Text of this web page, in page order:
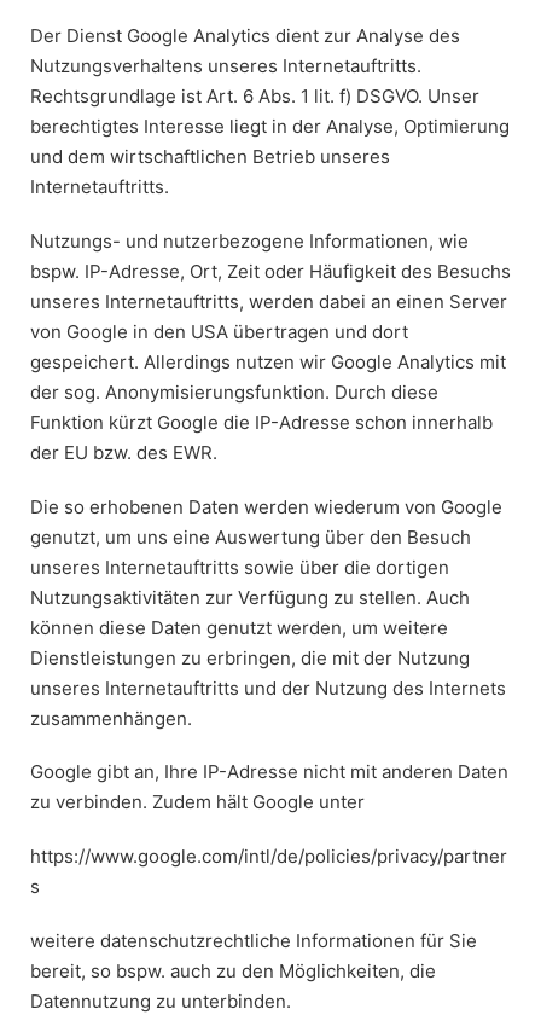
Der Dienst Google Analytics dient zur Analyse des
Nutzungsverhaltens unseres Internetauftritts.
Rechtsgrundlage ist Art. 6 Abs. 1 lit. f) DSGVO. Unser
berechtigtes Interesse liegt in der Analyse, Optimierung
und dem wirtschaftlichen Betrieb unseres
Internetauftritts.
Nutzungs- und nutzerbezogene Informationen, wie
bspw. IP-Adresse, Ort, Zeit oder Häufigkeit des Besuchs
unseres Internetauftritts, werden dabei an einen Server
von Google in den USA übertragen und dort
gespeichert. Allerdings nutzen wir Google Analytics mit
der sog. Anonymisierungsfunktion. Durch diese
Funktion kürzt Google die IP-Adresse schon innerhalb
der EU bzw. des EWR.
Die so erhobenen Daten werden wiederum von Google
genutzt, um uns eine Auswertung über den Besuch
unseres Internetauftritts sowie über die dortigen
Nutzungsaktivitäten zur Verfügung zu stellen. Auch
können diese Daten genutzt werden, um weitere
Dienstleistungen zu erbringen, die mit der Nutzung
unseres Internetauftritts und der Nutzung des Internets
zusammenhängen.
Google gibt an, Ihre IP-Adresse nicht mit anderen Daten
zu verbinden. Zudem hält Google unter
https://www.google.com/intl/de/policies/privacy/partner
s
weitere datenschutzrechtliche Informationen für Sie
bereit, so bspw. auch zu den Möglichkeiten, die
Datennutzung zu unterbinden.